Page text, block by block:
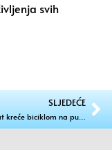
svih
SLJEDEĆE
Mario Horvat kreće biciklom na put od 1880 km